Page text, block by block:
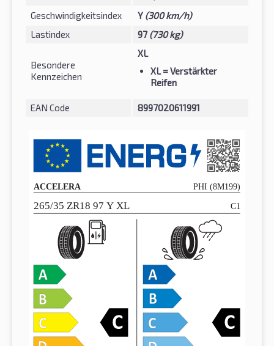
Geschwindigkeitsindex
Y (300 km/h)
Lastindex
97 (730 kg)
Besondere
Kennzeichen
XL
XL= Verstärkter
Reifen
EAN Code 8997020611991